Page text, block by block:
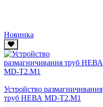
Новинка
Устройство размагничивания
труб НЕВА MD-T2.М1